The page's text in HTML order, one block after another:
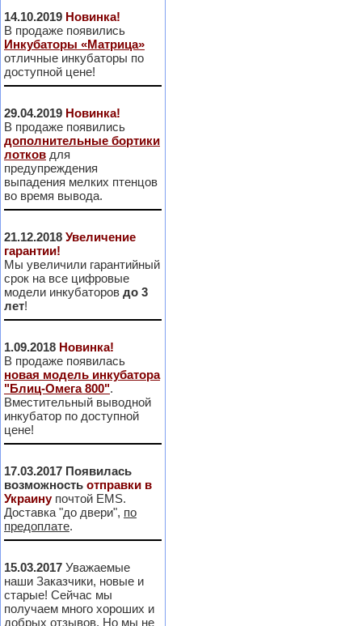
14.10.2019 Новинка!
В продаже появились
Инкубаторы «Матрица»
отличные инкубаторы по
доступной цене!
29.04.2019 Новинка!
В продаже появились
дополнительные бортики
лотков для
предупреждения
выпадения мелких птенцов
во время вывода.
21.12.2018 Увеличение
гарантии!
Мы увеличили гарантийный
срок на все цифровые
модели инкубаторов до 3
лет!
1.09.2018 Новинка!
В продаже появилась
новая модель инкубатора
"Блиц-Омега 800".
Вместительный выводной
инкубатор по доступной
цене!
17.03.2017 Появилась
возможность отправки в
Украинупочтой EMS.
Доставка "до двери", по
предоплате.
15.03.2017 Уважаемые
наши Заказчики, новые и
старые! Сейчас мы
получаем много хороших и
добрых отзывов. Но мы не